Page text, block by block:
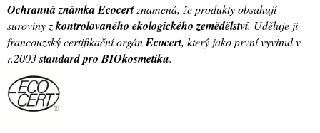
Ochranná známka Ecocertznamená, že produkty obsahují
suroviny zkontrolovaného ekologického zemědělství. Uděluje ji
francouzský certifikační orgánEcocert, který jako první vyvinul v
r.2003standard pro BIOkosmetiku.